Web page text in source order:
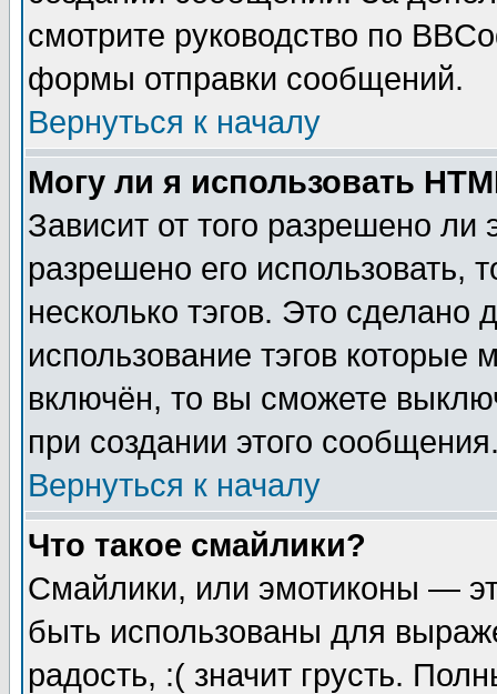
смотрите руководство по
формы отправки сообщений.
Вернуться к началу
Могу ли я использовать
Зависит от того разрешено
разрешено его использовать,
несколько тэгов. Это сделано
использование тэгов
включён, то вы сможете
при создании этого
Вернуться к началу
Что такое смайлики?
Смайлики, или эмотиконы —
быть использованы для
радость, :( значит грусть.